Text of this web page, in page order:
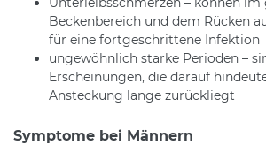
Beckenbereich und dem Rücken
für eine fortgeschrittene Infektion
ungewöhnlich starke Perioden –
Erscheinungen, die darauf
Ansteckung lange zurückliegt
Symptome bei Männern